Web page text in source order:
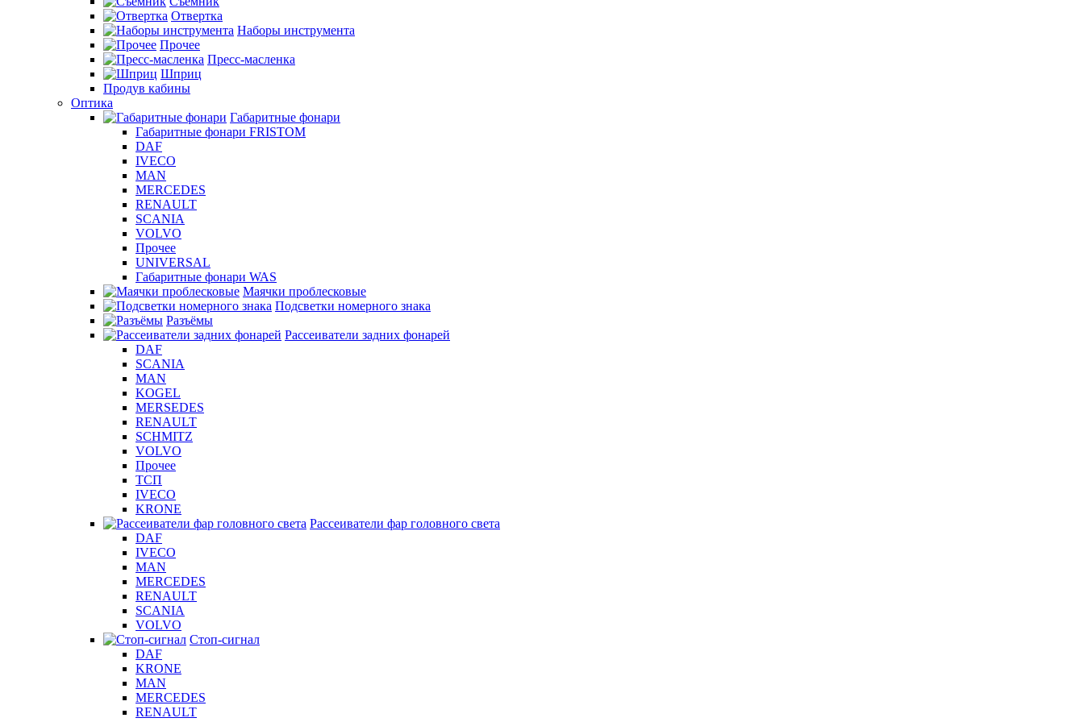
Отвертка
Наборы инструмента
Прочее
Пресс-масленка
Шприц
Продув кабины
Оптика
Габаритные фонари
Габаритные фонари FRISTOM
DAF
IVECO
MAN
MERCEDES
RENAULT
SCANIA
VOLVO
Прочее
UNIVERSAL
Габаритные фонари WAS
Маячки проблесковые
Подсветки номерного знака
Разъёмы
Рассеиватели задних фонарей
DAF
SCANIA
MAN
KOGEL
MERSEDES
RENAULT
SCHMITZ
VOLVO
Прочее
ТСП
IVECO
KRONE
Рассеиватели фар головного света
DAF
IVECO
MAN
MERCEDES
RENAULT
SCANIA
VOLVO
Стоп-сигнал
DAF
KRONE
MAN
MERCEDES
RENAULT